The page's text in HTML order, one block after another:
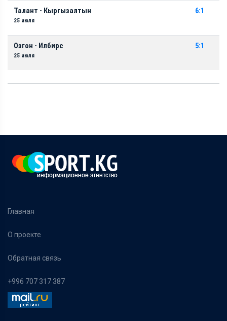
Талант - Кыргызалтын
25 июля
6:1
Озгон - Илбирс
25 июля
5:1
Главная
О проекте
Обратная связь
+996 707 317 387